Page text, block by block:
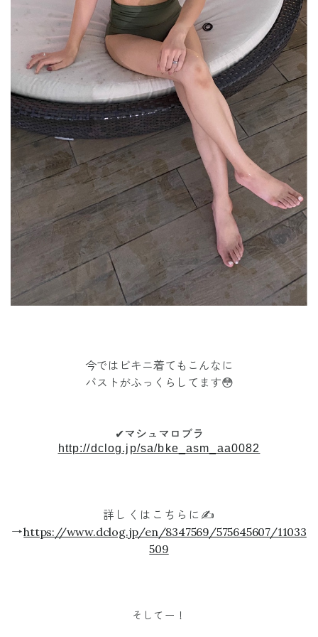
今ではビキニ着てもこんなに
バストがふっくらしてます😳
✔︎マシュマロブラ
http://dclog.jp/sa/bke_asm_aa0082
詳しくはこちらに✍️
→https://www.dclog.jp/en/8347569/575645607/11033
509
そしてー！